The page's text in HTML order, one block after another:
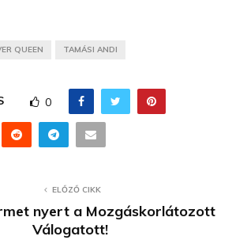
QUEEN TAMÁSI ANDI
0
ELŐZŐ CIKK
nyert a Mozgáskorlátozott
Válogatott!